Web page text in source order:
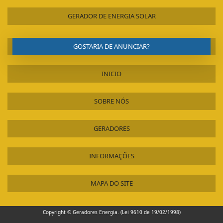
GERADOR DIESEL USADO
GERADOR DIESEL TOYAMA
GERADOR DE ENERGIA SOLAR SP
GERADOR DE ENERGIA ELÉTRICA A VAPOR
VENDA E INSTALAÇÃO DE GERADORES
CONTRATO DE MANUTENÇÃO DE GERADORES
CUSTO DE MANUTENÇÃO DE GRUPOS GERADORES
PLANO DE MANUTENÇÃO DE GRUPOS GERADORES
PLANO DE MANUTENÇÃO EM GERADORES
CONTRATO DE MANUTENÇÃO PREVENTIVA E CORRETIVA DE GERADORES
MANUTENÇÃO MECÂNICA DE GERADORES INDUSTRIAIS MÉDIO E
GERADOR DE ENERGIA SOLAR
GOSTARIA DE ANUNCIAR?
INICIO
SOBRE NÓS
GERADORES
INFORMAÇÕES
MAPA DO SITE
Copyright © Geradores Energia. (Lei 9610 de 19/02/1998)